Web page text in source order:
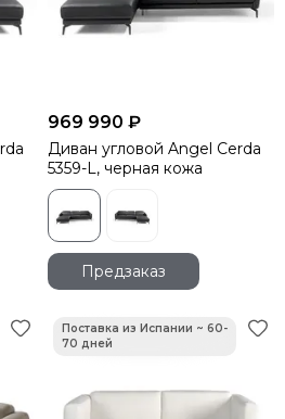
969 990 ₽
Диван угловой Angel Cerda
5359-L, черная кожа
Предзаказ